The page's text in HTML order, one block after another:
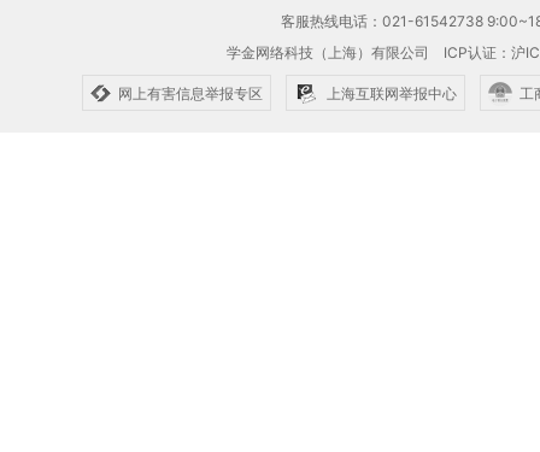
客服热线电话：021-61542738
学金网络科技（上海）有限公司 ICP认证：沪
网上有害信息举报专区 上海互联网举报中心 工